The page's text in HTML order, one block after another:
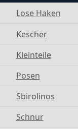
Lose Haken
Kescher
Kleinteile
Posen
Sbirolinos
Schnur